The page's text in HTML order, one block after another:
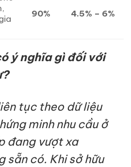
90% 4.5% – 6%
ý nghĩa gì đối với
tục theo dữ liệu
minh nhu cầu ở
đang vượt xa
sẵn có. Khi sở hữu